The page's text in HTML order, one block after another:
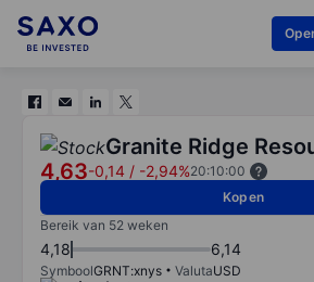
Granite Ridge
4,63-0,14 / -2,94%20:10:00
Kopen
Bereik van 52 weken
4,18 6,14
SymboolGRNT:xnys ValutaUSD